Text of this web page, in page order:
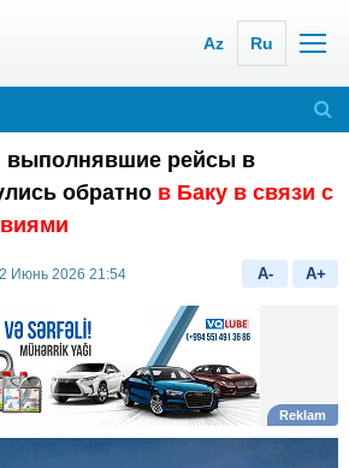
Az Ru
выполнявшие рейсы в
обратно в Баку в связи с
Июнь 2026 21:54 A- A+